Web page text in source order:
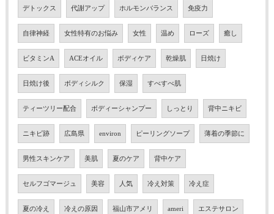
デトックス 代謝アップ ホルモンバランス 免疫力
自律神経 女性特有のお悩み 女性 温め ローズ 癒し
ビタミンA ACEオイル ボディケア 乾燥肌 日焼け
日焼け後 ボディシルク 保湿 すべすべ肌
ティーツリー配合 ボディーシャンプー しっとり 背中ニキビ
ニキビ跡 広島県 environ ピーリングソープ 薄着の季節に
男性スキンケア 美肌 夏のケア 背中ケア
セルフゴマージュ 美容 人気 冷え対策 冷え症
夏の冷え 冷えの原因 福山市アメリ ameri エステサロン